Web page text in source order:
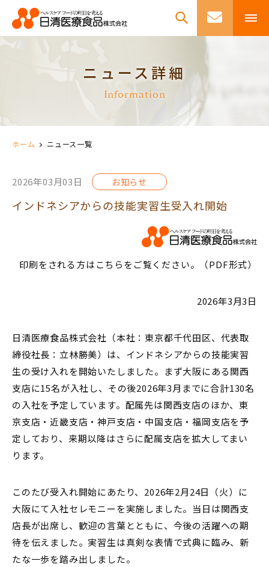
ニュース詳細
Information
ホーム ニュース一覧
2026年03月03日 お知らせ
インドネシアからの技能実習生受入れ開始
印刷をされる方はこちらをご覧ください。（PDF形式）
2026年3月3日
日清医療食品株式会社（本社：東京都千代田区、代表取
締役社長：立林勝美）は、インドネシアからの技能実習
生の受け入れを開始いたしました。まず大阪にある関西
支店に15名が入社し、その後2026年3月までに合計130名
の入社を予定しています。配属先は関西支店のほか、東
京支店・近畿支店・神戸支店・中国支店・福岡支店を予
定しており、来期以降はさらに配属支店を拡大してまい
ります。
このたび受入れ開始にあたり、2026年2月24日（火）に
大阪にて入社セレモニーを実施しました。当日は関西支
店長が出席し、歓迎の言葉とともに、今後の活躍への期
待を伝えました。実習生は真剣な表情で式典に臨み、新
たな一歩を踏み出しました。